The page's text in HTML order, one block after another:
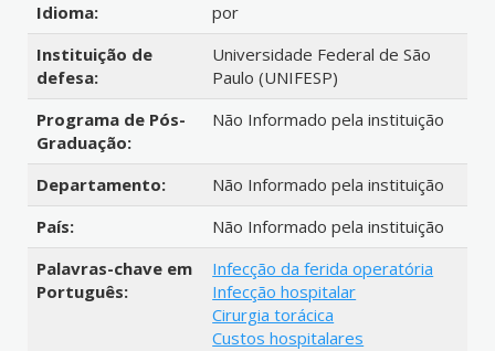
Idioma:
por
Instituição de
defesa:
Universidade Federal de São
Paulo (UNIFESP)
Programa de Pós-
Graduação:
Não Informado pela instituição
Departamento:
Não Informado pela instituição
País:
Não Informado pela instituição
Palavras-chave em
Português:
Infecção da ferida operatória
Infecção hospitalar
Cirurgia torácica
Custos hospitalares